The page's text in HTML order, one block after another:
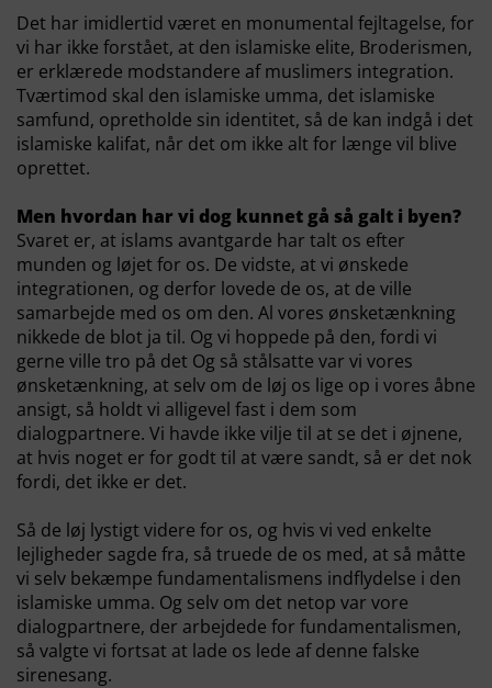
Det har imidlertid været en monumental fejltagelse, for
vi har ikke forstået, at den islamiske elite, Broderismen,
er erklærede modstandere af muslimers integration.
Tværtimod skal den islamiske umma, det islamiske
samfund, opretholde sin identitet, så de kan indgå i det
islamiske kalifat, når det om ikke alt for længe vil blive
oprettet.
Men hvordan har vi dog kunnet gå så galt i byen?
Svaret er, at islams avantgarde har talt os efter
munden og løjet for os. De vidste, at vi ønskede
integrationen, og derfor lovede de os, at de ville
samarbejde med os om den. Al vores ønsketænkning
nikkede de blot ja til. Og vi hoppede på den, fordi vi
gerne ville tro på det Og så stålsatte var vi vores
ønsketænkning, at selv om de løj os lige op i vores åbne
ansigt, så holdt vi alligevel fast i dem som
dialogpartnere. Vi havde ikke vilje til at se det i øjnene,
at hvis noget er for godt til at være sandt, så er det nok
fordi, det ikke er det.
Så de løj lystigt videre for os, og hvis vi ved enkelte
lejligheder sagde fra, så truede de os med, at så måtte
vi selv bekæmpe fundamentalismens indflydelse i den
islamiske umma. Og selv om det netop var vore
dialogpartnere, der arbejdede for fundamentalismen,
så valgte vi fortsat at lade os lede af denne falske
sirenesang.